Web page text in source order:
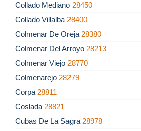
Collado Mediano 28450
Collado Villalba 28400
Colmenar De Oreja 28380
Colmenar Del Arroyo 28213
Colmenar Viejo 28770
Colmenarejo 28279
Corpa 28811
Coslada 28821
Cubas De La Sagra 28978